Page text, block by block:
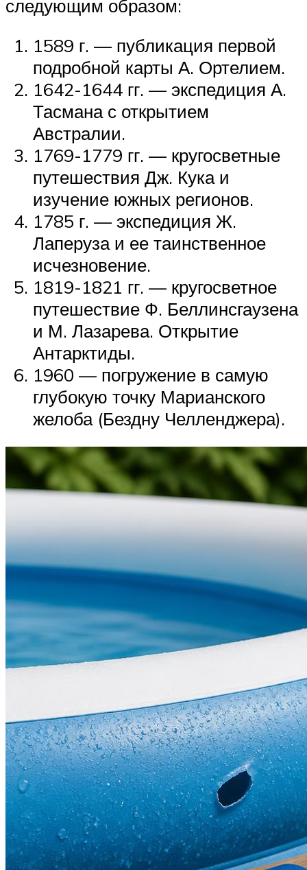
следующим образом:
1589 г. — публикация первой
подробной карты А. Ортелием.
1642-1644 гг. — экспедиция А.
Тасмана с открытием
Австралии.
1769-1779 гг. — кругосветные
путешествия Дж. Кука и
изучение южных регионов.
1785 г. — экспедиция Ж.
Лаперуза и ее таинственное
исчезновение.
1819-1821 гг. — кругосветное
путешествие Ф. Беллинсгаузена
и М. Лазарева. Открытие
Антарктиды.
1960 — погружение в самую
глубокую точку Марианского
желоба (Бездну Челленджера).